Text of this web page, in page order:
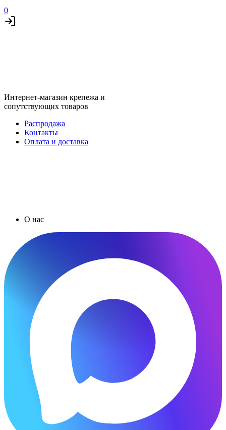
0
Интернет-магазин крепежа и
сопутствующих товаров
Распродажа
Контакты
Оплата и доставка
О нас